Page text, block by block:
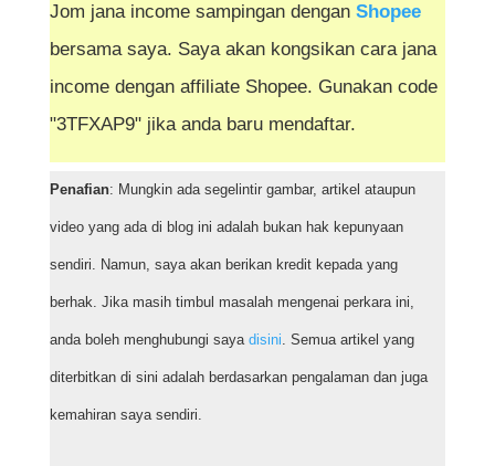
Jom jana income sampingan dengan Shopee
bersama saya. Saya akan kongsikan cara jana
income dengan affiliate Shopee. Gunakan code
"3TFXAP9" jika anda baru mendaftar.
Penafian: Mungkin ada segelintir gambar, artikel ataupun
video yang ada di blog ini adalah bukan hak kepunyaan
sendiri. Namun, saya akan berikan kredit kepada yang
berhak. Jika masih timbul masalah mengenai perkara ini,
anda boleh menghubungi saya disini. Semua artikel yang
diterbitkan di sini adalah berdasarkan pengalaman dan juga
kemahiran saya sendiri.